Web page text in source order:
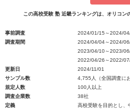
この高校受験 塾 近畿ランキングは、オリコン
事前調査
2024/01/15～2024/
調査期間
2024/04/04～2024/
2023/04/10～2023/
2022/04/26～2022/
更新日
2024/11/01
サンプル数
4,755人（全国調査に
規定人数
100人以上
調査企業数
38社
定義
高校受験を目的とし、